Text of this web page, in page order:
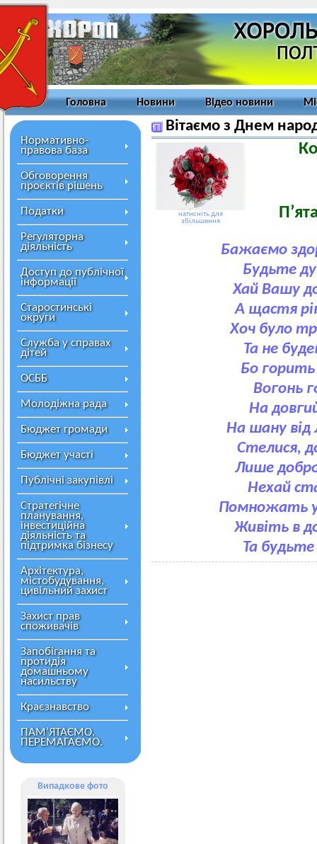
Головна Новини Відео новини
Нормативно-
правова база
Обговорення
проєктів рішень
Податки
Регуляторна
діяльність
Доступ до публічної
інформації
Старостинські
округи
Служба у справах
дітей
ОСББ
Молодіжна рада
Бюджет громади
Бюджет участі
Публічні закупівлі
Стратегічне
планування,
інвестиційна
діяльність та
підтримка бізнесу
Архітектура,
містобудування,
цивільний захист
Захист прав
споживачів
Запобігання та
протидія
домашньому
насильству
Краєзнавство
ПАМ’ЯТАЄМО.
ПЕРЕМАГАЄМО.
Випадкове фото
Вітаємо з Днем
натисніть для
збільшення
Бажаємо
Будьте
Хай Вашу
А щастя
Хоч було
Та не
Бо
Вогонь
На
На шану від
Стелися,
Лише
Нехай
Помножать
Живіть в
Та